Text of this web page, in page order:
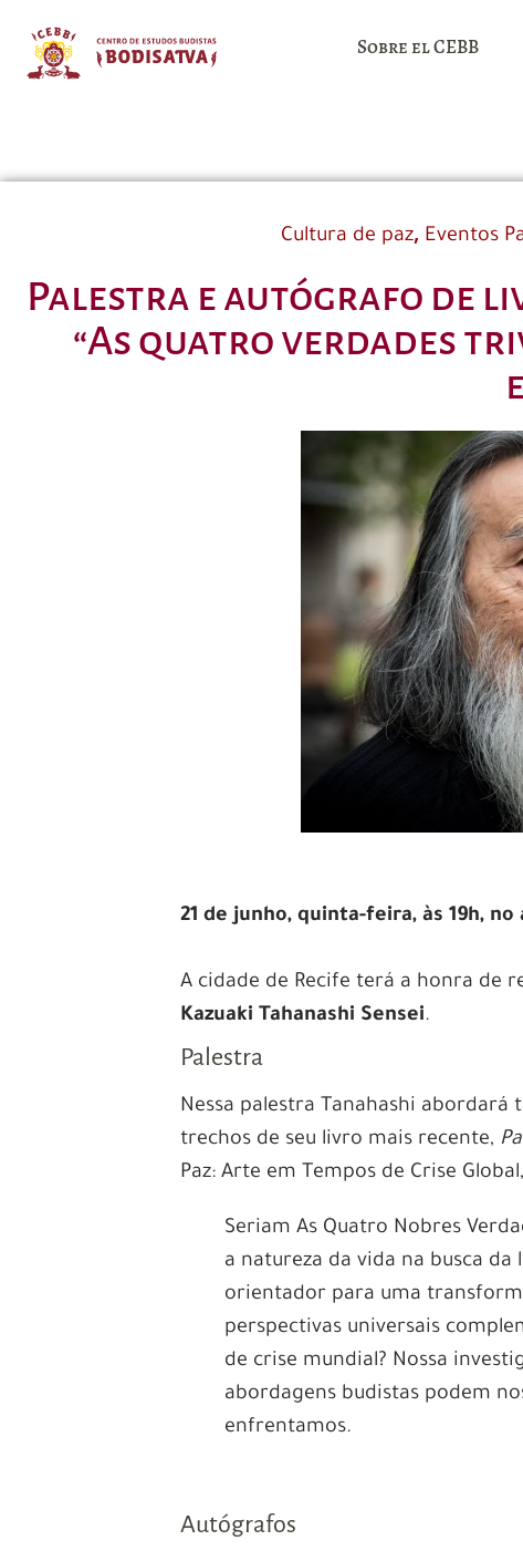
Sobre el CEBB
Cultura de paz, Eventos
Palestra e autógrafo de
“As quatro verdades
21 de junho, quinta-feira, às 19h, no
A cidade de Recife terá a honra de
Kazuaki Tahanashi Sensei.
Palestra
Nessa palestra Tanahashi
trechos de seu livro mais recente,
Paz: Arte em Tempos de Crise
Seriam As Quatro Nobres
a natureza da vida na busca
orientador para uma
perspectivas universais
de crise mundial? Nossa
abordagens budistas podem
enfrentamos.
Autógrafos